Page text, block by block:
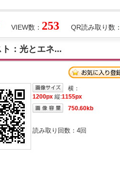
QR読み取り数：
VIEW数： 253
：光とエネ...
横：
1200px 縦:1155px
750.60kb
読み取り回数： 4回